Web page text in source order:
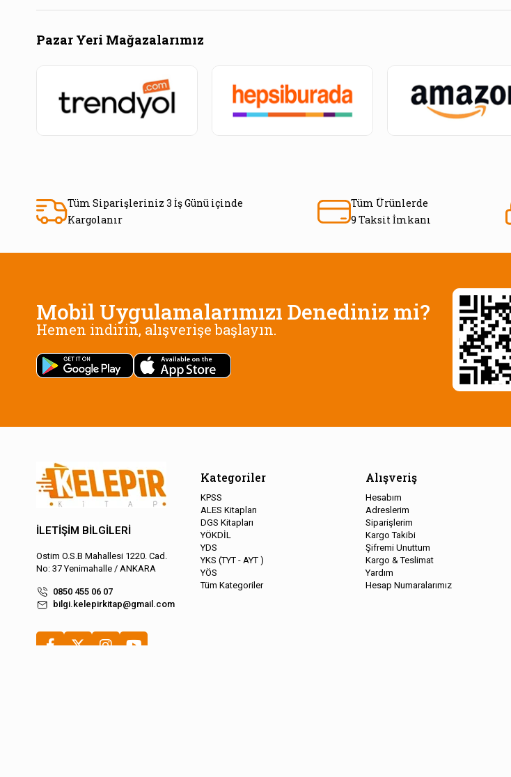
Pazar Yeri Mağazalarımız
Tüm Siparişleriniz 3 İş Günü içinde
Kargolanır
Tüm Ürünlerde
9 Taksit İmkanı
Mobil Uygulamalarımızı Denediniz mi?
Hemen indirin, alışverişe başlayın.
İLETİŞİM BİLGİLERİ
Ostim O.S.B Mahallesi 1220. Cad.
No: 37 Yenimahalle / ANKARA
0850 455 06 07
bilgi.kelepirkitap@gmail.com
Kategoriler
KPSS
ALES Kitapları
DGS Kitapları
YÖKDİL
YDS
YKS (TYT - AYT )
YÖS
Tüm Kategoriler
Alışveriş
Hesabım
Adreslerim
Siparişlerim
Kargo Takibi
Şifremi Unuttum
Kargo & Teslimat
Yardım
Hesap Numaralarımız